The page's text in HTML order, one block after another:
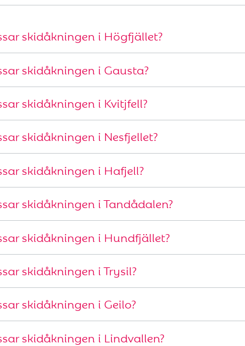
skidåkningen i Högfjället?
skidåkningen i Gausta?
skidåkningen i Kvitjfell?
skidåkningen i Nesfjellet?
skidåkningen i Hafjell?
skidåkningen i Tandådalen?
skidåkningen i Hundfjället?
skidåkningen i Trysil?
skidåkningen i Geilo?
skidåkningen i Lindvallen?